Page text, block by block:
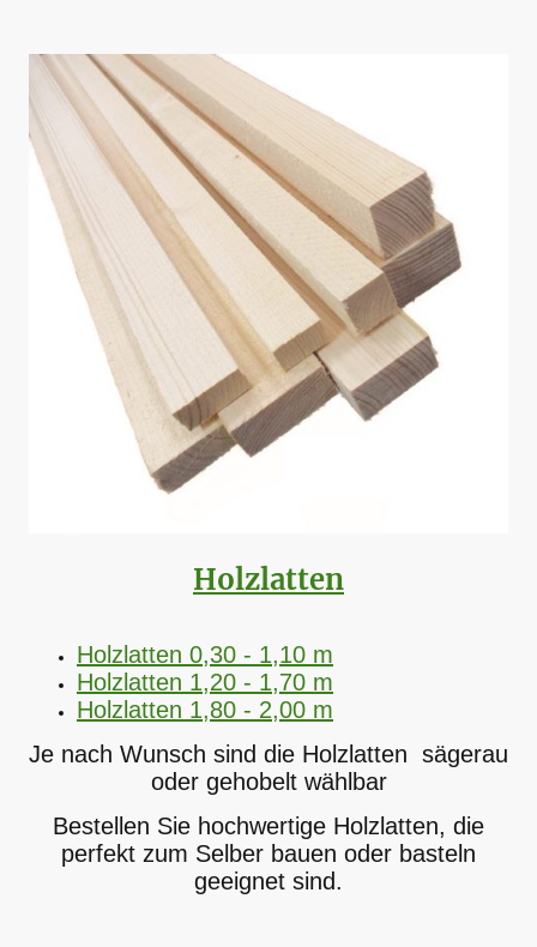
Holzlatten
Holzlatten 0,30 - 1,10 m
Holzlatten 1,20 - 1,70 m
Holzlatten 1,80 - 2,00 m
Je nach Wunsch sind die Holzlatten sägerau
oder gehobelt wählbar
Bestellen Sie hochwertige Holzlatten, die
perfekt zum Selber bauen oder basteln
geeignet sind.